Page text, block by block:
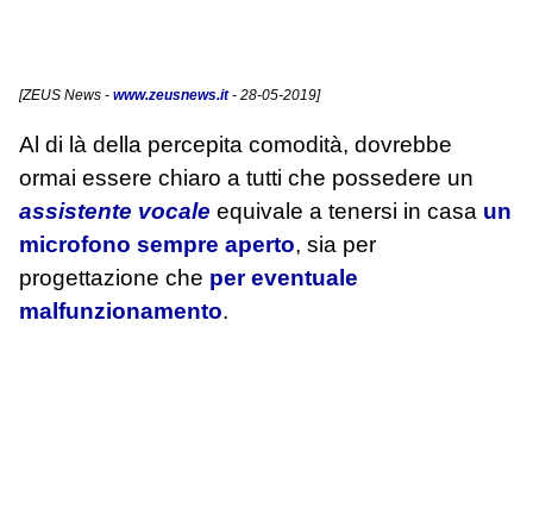
[ZEUS News - www.zeusnews.it- 28-05-2019]
Al di là della percepita comodità, dovrebbe
ormai essere chiaro a tutti che possedere un
assistente vocale equivale a tenersi in casa un
microfono sempre aperto, sia per
progettazione che per eventuale
malfunzionamento.